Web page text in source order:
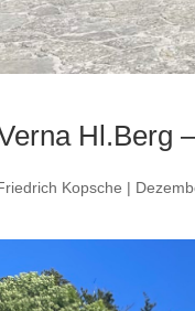
Hl.Berg
Kopsche |